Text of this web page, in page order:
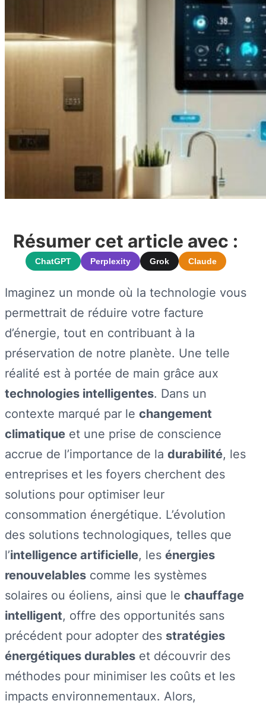
Résumer cet article avec :
ChatGPT Perplexity Grok Claude
Imaginez un monde où la technologie vous
permettrait de réduire votre facture
d’énergie, tout en contribuant à la
préservation de notre planète. Une telle
réalité est à portée de main grâce aux
technologies intelligentes. Dans un
contexte marqué par le changement
climatique et une prise de conscience
accrue de l’importance de la durabilité, les
entreprises et les foyers cherchent des
solutions pour optimiser leur
consommation énergétique. L’évolution
des solutions technologiques, telles que
l’intelligence artificielle, les énergies
renouvelables comme les systèmes
solaires ou éoliens, ainsi que le chauffage
intelligent, offre des opportunités sans
précédent pour adopter des stratégies
énergétiques durables et découvrir des
méthodes pour minimiser les coûts et les
impacts environnementaux. Alors,